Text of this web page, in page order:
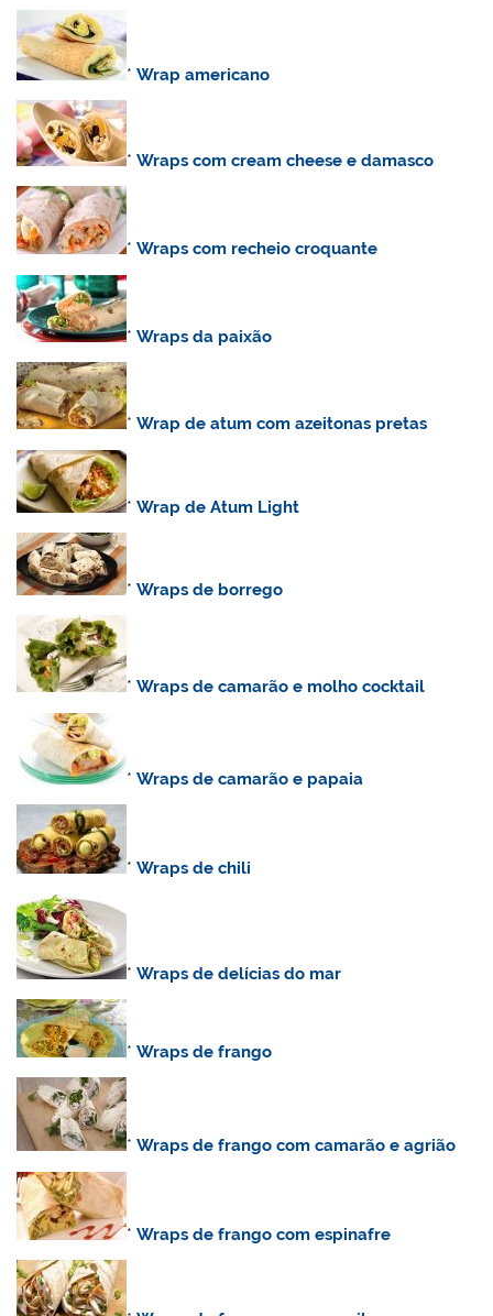
*Wrap americano
*Wraps com cream cheese e damasco
*Wraps com recheio croquante
*Wraps da paixão
*Wrap de atum com azeitonas pretas
*Wrap de Atum Light
*Wraps de borrego
*Wraps de camarão e molho cocktail
*Wraps de camarão e papaia
*Wraps de chili
*Wraps de delícias do mar
*Wraps de frango
*Wraps de frango com camarão e agrião
*Wraps de frango com espinafre